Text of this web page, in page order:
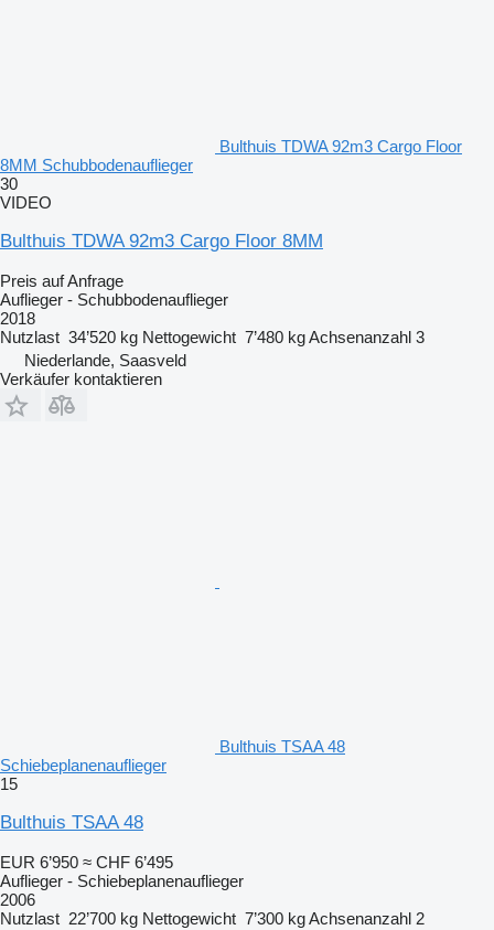
Bulthuis TDWA 92m3 Cargo Floor
8MM Schubbodenauflieger
30
VIDEO
Bulthuis TDWA 92m3 Cargo Floor 8MM
Preis auf Anfrage
Auflieger - Schubbodenauflieger
2018
Nutzlast 34’520 kg Nettogewicht 7’480 kgAchsenanzahl 3
Niederlande, Saasveld
Verkäufer kontaktieren
Bulthuis TSAA 48
Schiebeplanenauflieger
15
Bulthuis TSAA 48
EUR 6’950 ≈ CHF 6’495
Auflieger - Schiebeplanenauflieger
2006
Nutzlast 22’700 kg Nettogewicht 7’300 kgAchsenanzahl 2